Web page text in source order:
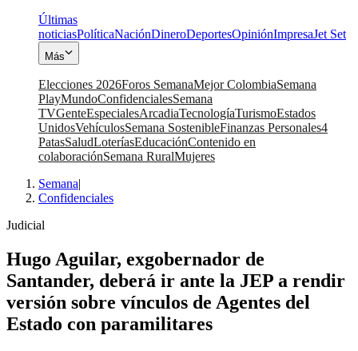
Últimas
noticiasPolíticaNaciónDineroDeportesOpiniónImpresaJet Set
Más
Elecciones 2026Foros SemanaMejor ColombiaSemana
PlayMundoConfidencialesSemana
TVGenteEspecialesArcadiaTecnologíaTurismoEstados
UnidosVehículosSemana SostenibleFinanzas Personales4
PatasSaludLoteríasEducaciónContenido en
colaboraciónSemana RuralMujeres
Semana|
Confidenciales
Judicial
Hugo Aguilar, exgobernador de
Santander, deberá ir ante la JEP a rendir
versión sobre vínculos de Agentes del
Estado con paramilitares